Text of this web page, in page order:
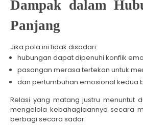
Dampak dalam
Panjang
Jika pola ini tidak disadari:
hubungan dapat dipenuhi konflik
pasangan merasa tertekan untuk
dan pertumbuhan emosional kedua
Relasi yang matang justru menuntut
mengelola kebahagiaannya secara
berbagi secara sadar.